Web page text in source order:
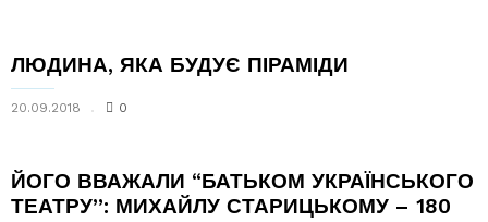
ЛЮДИНА, ЯКА БУДУЄ ПІРАМІДИ
20.09.2018 0
ЙОГО ВВАЖАЛИ “БАТЬКОМ УКРАЇНСЬКОГО
ТЕАТРУ”: МИХАЙЛУ СТАРИЦЬКОМУ – 180